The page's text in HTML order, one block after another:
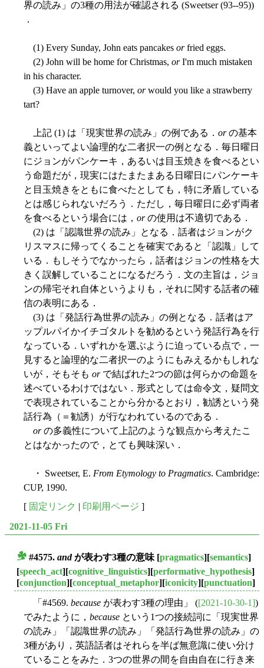
界の読み」の3種の用法が確認される (Sweetser (93--95))
．
(1) Every Sunday, John eats pancakes orfried eggs.
(2) John will be home for Christmas, orI'm much mistaken
in his character.
(3) Have an apple turnover, orwould you like a strawberry
tart?
上記 (1) は「現実世界の読み」の例である． orの基本
義といってよい論理的な二者択一の例となる．毎日曜日
にジョンがパンケーキ，あるいは目玉焼きを食べるとい
う命題だが，現実にはたまたまある日曜日にパンケーキ
と目玉焼きをともに食べたとしても，特に矛盾している
とは感じられないだろう．ただし，毎日曜日に必ず両者
を食べるという場合には， orの使用は不適切である．
(2) は「認識世界の読み」となる．話者はジョンがク
リスマスに帰ってくることを確実であると「認識」して
いる．もしそうでなかったら，話者はジョンの性格を大
きく誤解していることになるだろう．文の主旨は，ジョ
ンの帰宅それ自体というよりも，それに関する話者の確
信の表明にある．
(3) は「発話行為世界の読み」の例となる．話者はア
ップルパイかイチゴタルトを勧めるという発話行為を行
なっている．いずれかを選ぶように迫っている点で，一
見すると論理的な二者択一のようにもみえるかもしれな
いが，そもそも orで結ばれた2つの節は何らかの命題を
述べているわけではない．形式としては命令文，疑問文
で表現されていることから分かるとおり，勧誘という発
話行為（＝勧誘）が行なわれているのである．
orの多義性について上記のような観点から考えたこ
とはなかったので，とても興味深い．
・ Sweetser, E. From Etymology to Pragmatics. Cambridge:
CUP, 1990.
[ 固定リンク | 印刷用ページ ]
2021-11-05 Fri
#4575. andが表わす3種の意味 [pragmatics][semantics]
[speech_act][cognitive_linguistics][performative_hypothesis]
[conjunction][conceptual_metaphor][iconicity][punctuation]
「#4569. because が表わす3種の理由」 ([2021-10-30-1])
でみたように， because という1つの接続詞に「現実世界
の読み」「認識世界の読み」「発話行為世界の読み」の
3種があり，英語話者はそれらを半ば無意識に使い分け
ていることをみた．3つの世界の間を自由自在に行き来